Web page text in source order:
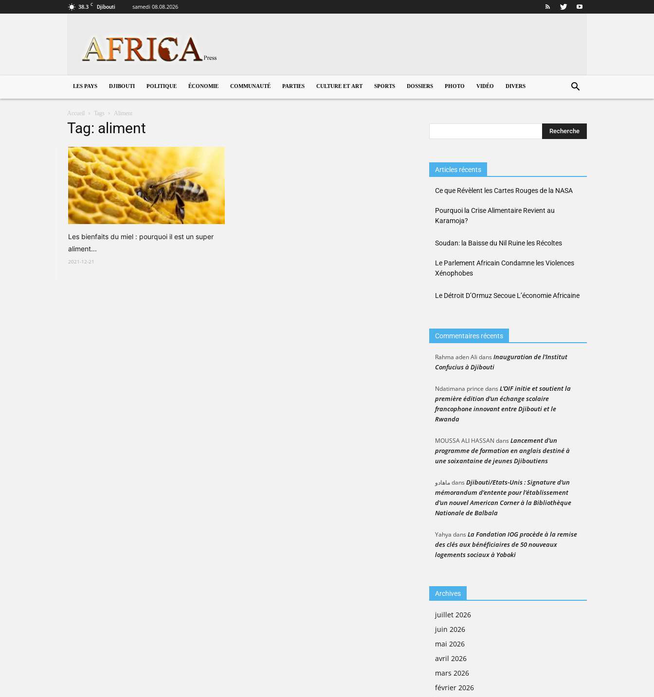
38.3 C Djibouti samedi 08.08.2026
LES PAYS DJIBOUTI POLITIQUE ÉCONOMIE COMMUNAUTÉ PARTIES CULTURE ET ART SPORTS DOSSIERS PHOTO VIDÉO DIVERS
Accueil Tags Aliment
Tag: aliment
Les bienfaits du miel : pourquoi il est un super
aliment...
2021-12-21
Articles récents
Ce que Révèlent les Cartes Rouges de la NASA
Pourquoi la Crise Alimentaire Revient au
Karamoja?
Soudan: la Baisse du Nil Ruine les Récoltes
Le Parlement Africain Condamne les Violences
Xénophobes
Le Détroit D’Ormuz Secoue L’économie Africaine
Commentaires récents
Rahma aden Ali dans Inauguration de l’Institut
Confucius à Djibouti
Ndatimana prince dans L’OIF initie et soutient la
première édition d’un échange scolaire
francophone innovant entre Djibouti et le
Rwanda
MOUSSA ALI HASSAN dans Lancement d’un
programme de formation en anglais destiné à
une soixantaine de jeunes Djiboutiens
ماهادوdans Djibouti/Etats-Unis : Signature d’un
mémorandum d’entente pour l’établissement
d’un nouvel American Corner à la Bibliothèque
Nationale de Balbala
Yahya dans La Fondation IOG procède à la remise
des clés aux bénéficiaires de 50 nouveaux
logements sociaux à Yoboki
Archives
juillet 2026
juin 2026
mai 2026
avril 2026
mars 2026
février 2026